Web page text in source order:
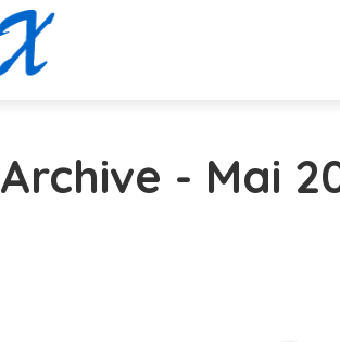
Archive - Mai